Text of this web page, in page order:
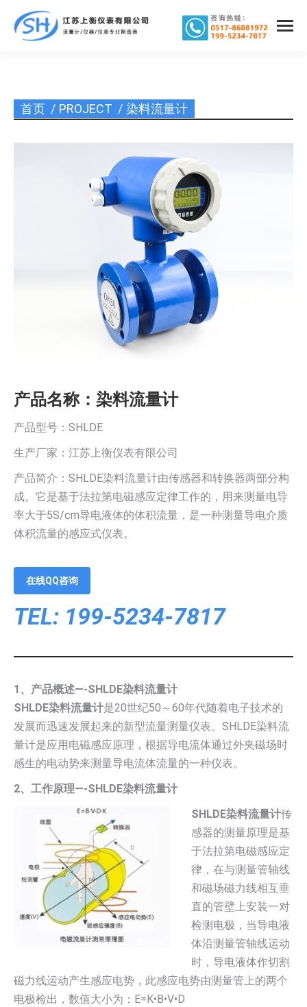
您在这里：
首页 PROJECT 染料流量计
产品名称：染料流量计
产品型号：SHLDE
生产厂家：江苏上衡仪表有限公司
产品简介：SHLDE染料流量计由传感器和转换器两部分构
成。它是基于法拉第电磁感应定律工作的，用来测量电导
率大于5S/cm导电液体的体积流量，是一种测量导电介质
体积流量的感应式仪表。
在线QQ咨询
TEL: 199-5234-7817
1、产品概述—-SHLDE染料流量计
SHLDE染料流量计是20世纪50～60年代随着电子技术的
发展而迅速发展起来的新型流量测量仪表。SHLDE染料流
量计是应用电磁感应原理，根据导电流体通过外夹磁场时
感生的电动势来测量导电流体流量的一种仪表。
2、工作原理—-SHLDE染料流量计
SHLDE染料流量计传
感器的测量原理是基
于法拉第电磁感应定
律，在与测量管轴线
和磁场磁力线相互垂
直的管壁上安装一对
检测电极，当导电液
体沿测量管轴线运动
时，导电液体作切割
磁力线运动产生感应电势，此感应电势由测量管上的两个
电极检出，数值大小为：E=K•B•V•D